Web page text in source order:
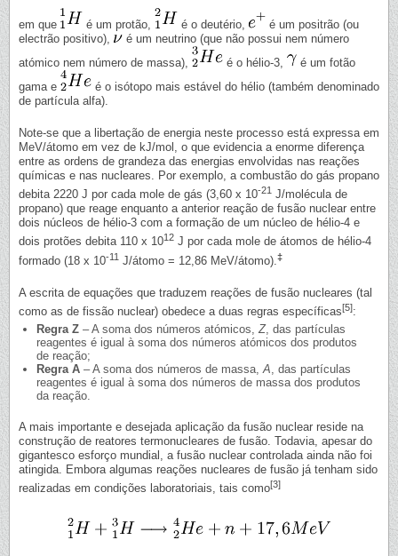
em que é um protão, é o deutério,
é um positrão (ou
electrão positivo),
é um neutrino (que não possui nem número
atómico nem número de massa),
é o hélio-3,
é um fotão
gama e
é o isótopo mais estável do hélio (também denominado
de partícula alfa).
Note-se que a libertação de energia neste processo está expressa em
MeV/átomo em vez de kJ/mol, o que evidencia a enorme diferença
entre as ordens de grandeza das energias envolvidas nas reações
químicas e nas nucleares. Por exemplo, a combustão do gás propano
debita 2220 J por cada mole de gás (3,60 x 10-21 J/molécula de
propano) que reage enquanto a anterior reação de fusão nuclear entre
dois núcleos de hélio-3 com a formação de um núcleo de hélio-4 e
dois protões debita 110 x 1012 J por cada mole de átomos de hélio-4
formado (18 x 10-11 J/átomo = 12,86 MeV/átomo). ‡
A escrita de equações que traduzem reações de fusão nucleares (tal
como as de fissão nuclear) obedece a duas regras específicas[5]:
Regra Z – A soma dos números atómicos,Z, das partículas
reagentes é igual à soma dos números atómicos dos produtos
de reação;
Regra A – A soma dos números de massa,A, das partículas
reagentes é igual à soma dos números de massa dos produtos
da reação.
A mais importante e desejada aplicação da fusão nuclear reside na
construção de reatores termonucleares de fusão. Todavia, apesar do
gigantesco esforço mundial, a fusão nuclear controlada ainda não foi
atingida. Embora algumas reações nucleares de fusão já tenham sido
realizadas em condições laboratoriais, tais como[3]